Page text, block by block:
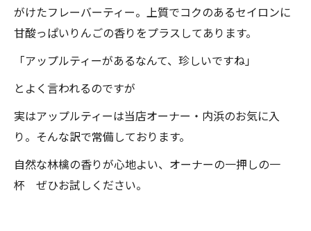
がけたフレーバーティー。上質でコクのあるセイロンに
甘酸っぱいりんごの香りをプラスしてあります。
「アップルティーがあるなんて、珍しいですね」
とよく言われるのですが
実はアップルティーは当店オーナー・内浜のお気に入
り。そんな訳で常備しております。
自然な林檎の香りが心地よい、オーナーの一押しの一
杯 ぜひお試しください。